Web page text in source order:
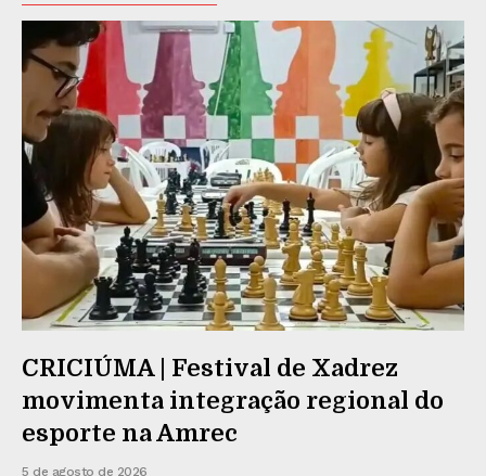
CRICIÚMA | Festival de Xadrez
movimenta integração regional do
esporte na Amrec
5 de agosto de 2026